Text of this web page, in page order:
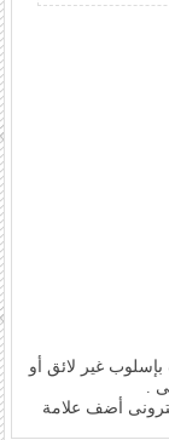
بإسلوب غير لائق أو
.
أضف علامة